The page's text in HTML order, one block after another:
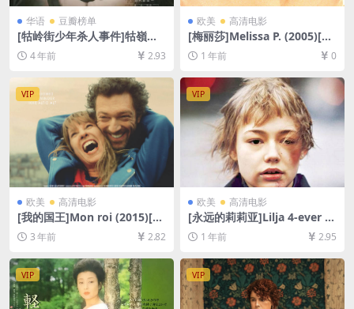
华语 豆瓣榜单
[牯岭街少年杀人事件]牯嶺街
少年殺人事件 (1991)[百度网
盘+迅雷云盘资源1080P超清
未删减][MP4/14GB][中文字
幕]
4 年前 2.93
欧美 高清电影
[梅丽莎]Melissa P. (2005)[百
度网盘+夸克网盘1080P超清
资源][网盘在线播放/下载][MP
4/6GB][中英字幕]
1 年前 0
VIP
欧美 高清电影
[我的国王]Mon roi (2015)[百
度网盘+夸克网盘1080P超清
未删减资源][网盘在线播放/下
3 年前 2.82
VIP
欧美 高清电影
[永远的莉莉亚]Lilja 4-ever (2
002)[百度网盘+夸克网盘1080
P超清未删减资源][网盘在线播
幕]
1 年前 2.95
VIP VIP